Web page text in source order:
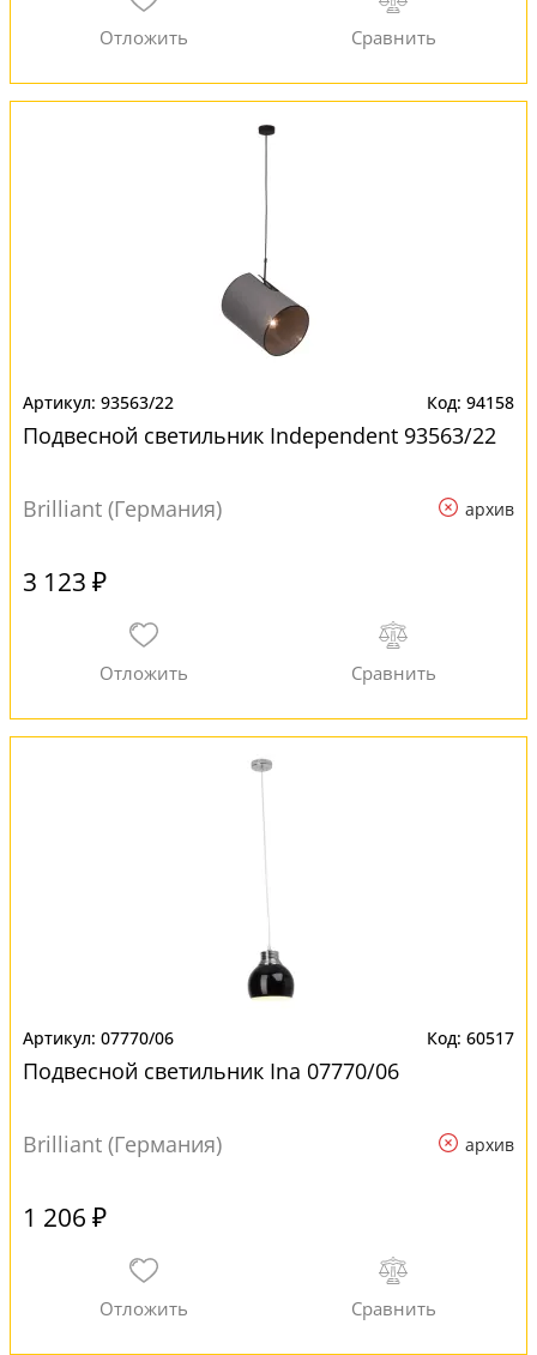
93563/22 94158
Подвесной светильник Independent 93563/22
Brilliant (Германия) архив
3 123 ₽
07770/06 60517
Подвесной светильник Ina 07770/06
Brilliant (Германия) архив
1 206 ₽